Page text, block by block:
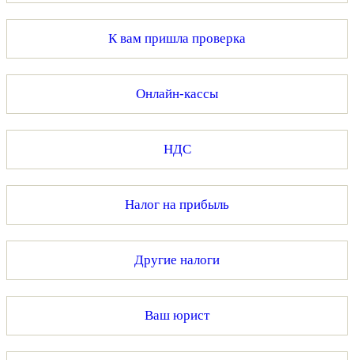
К вам пришла проверка
Онлайн-кассы
НДС
Налог на прибыль
Другие налоги
Ваш юрист